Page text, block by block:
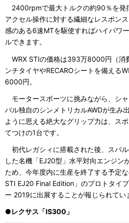
2400rpmで最大トルクの約90％を発
アクセル操作に対する繊細なレスポン
感のある6速MTを駆使すればハイパワ
ルできます。
WRX STIの価格は393万8000円（消
ンチタイヤやRECAROシートを備える
6000円。
モータースポーツに挑みながら、シ
バル独自のシンメトリカルAWDが生み
ように思える絶大なグリップ力は、ス
てつけの1台です。
初代レガシィに搭載された後、スバ
した名機「EJ20型」水平対向エンジン
ため、今年度内に生産を終了する予定
STI EJ20 Final Edition」のプロトタイ
ー 2019に出展することが報じられてい
●レクサス「IS300」